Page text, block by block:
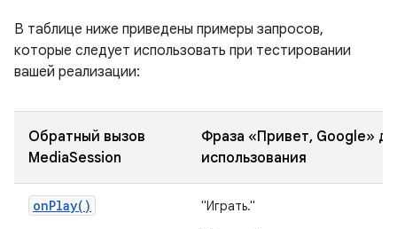
В таблице ниже приведены примеры запросов,
которые следует использовать при тестировании
вашей реализации:
Обратный вызов
MediaSession
Фраза «Привет, Google»
использования
onPlay()
"Играть."